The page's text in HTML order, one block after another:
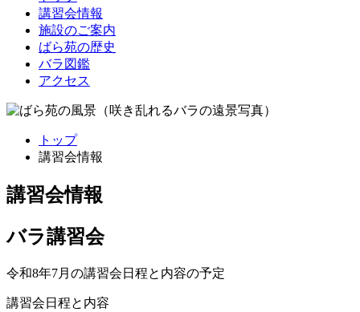
講習会情報
施設のご案内
ばら苑の歴史
バラ図鑑
アクセス
トップ
講習会情報
講習会情報
バラ講習会
令和8年7月の講習会日程と内容の予定
講習会日程と内容